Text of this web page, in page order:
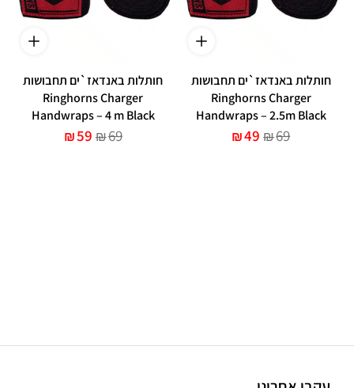
חותלות באנדאז`ים תחבושות
Ringhorns Charger
Handwraps – 2.5m Black
₪49 ₪69
חותלות באנדאז`ים תחבושות
Ringhorns Charger
Handwraps – 4 m Black
₪59 ₪69